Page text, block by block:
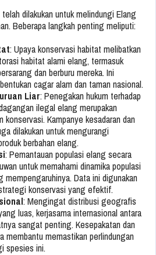
dilakukan untuk melindungi Elang
Beberapa langkah penting meliputi:
: Upaya konservasi habitat melibatkan
habitat alami elang, termasuk
dan berburu mereka. Ini
cagar alam dan taman nasional.
Liar: Penegakan hukum terhadap
ilegal elang merupakan
konservasi. Kampanye kesadaran dan
dilakukan untuk mengurangi
berbahan elang.
: Pemantauan populasi elang secara
untuk memahami dinamika populasi
Data ini digunakan
konservasi yang efektif.
: Mengingat distribusi geografis
luas, kerjasama internasional antara
sangat penting. Kesepakatan dan
membantu memastikan perlindungan
spesies ini.